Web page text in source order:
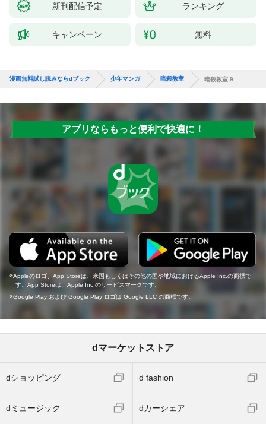
新刊配信予定 ランキング
キャンペーン 無料
漫画無料試し読みならdブック 少年マンガ 暗殺教室 暗殺教室 9
アプリならもっと便利で快適に！
Appleのロゴ、App Storeは、米国もしくはその他の国や地域におけるApple Inc.の商標で
す。App Storeは、Apple Inc.のサービスマークです。
Google Play および Google Play ロゴは Google LLC の商標です。
dマーケットストア
dショッピング d fashion
dミュージック dカーシェア